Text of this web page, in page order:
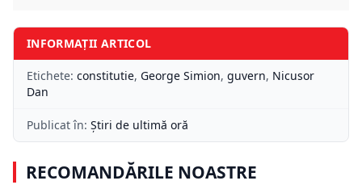
INFORMAȚII ARTICOL
Etichete: constitutie, George Simion, guvern, Nicusor
Dan
Publicat în: Știri de ultimă oră
RECOMANDĂRILE NOASTRE